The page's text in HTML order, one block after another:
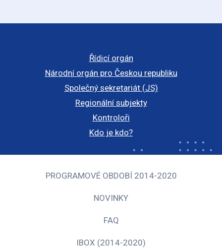
Řídicí orgán
Národní orgán pro Českou republiku
Společný sekretariát (JS)
Regionální subjekty
Kontroloři
Kdo je kdo?
PROGRAMOVÉ OBDOBÍ 2014-2020
NOVINKY
FAQ
IBOX (2014-2020)